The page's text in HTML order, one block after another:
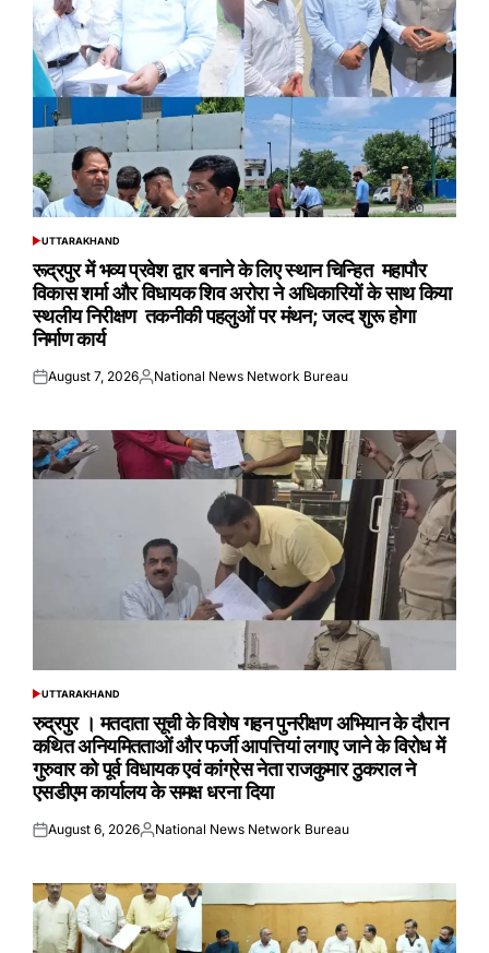
POSTED
UTTARAKHAND
रूद्रपुर में भव्य प्रवेश द्वार बनाने के लिए स्थान चिन्हित महापौर
विकास शर्मा और विधायक शिव अरोरा ने अधिकारियों के साथ किया
स्थलीय निरीक्षण तकनीकी पहलुओं पर मंथन; जल्द शुरू होगा
निर्माण कार्य
Posted
August 7, 2026Posted
National News Network Bureau
POSTED
UTTARAKHAND
रुद्रपुर । मतदाता सूची के विशेष गहन पुनरीक्षण अभियान के दौरान
कथित अनियमितताओं और फर्जी आपत्तियां लगाए जाने के विरोध में
गुरुवार को पूर्व विधायक एवं कांग्रेस नेता राजकुमार ठुकराल ने
एसडीएम कार्यालय के समक्ष धरना दिया
Posted
August 6, 2026Posted
National News Network Bureau